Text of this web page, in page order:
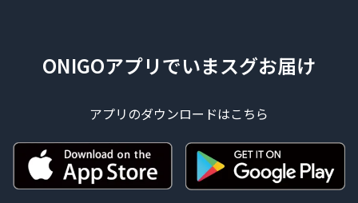
ONIGOアプリでいまスグお届け
アプリのダウンロードはこちら